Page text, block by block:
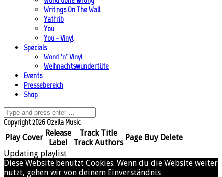
Writings On The Wall
Yathrib
You
You – Vinyl
Specials
Wood ’n’ Vinyl
Weihnachtswundertüte
Events
Pressebereich
Shop
Copyright 2026 Ozella Music
Play Cover Release
Label
Track Title
Track Authors
Page Buy Delete
Updating playlist
Diese Website benutzt Cookies. Wenn du die Website weiter
nutzt, gehen wir von deinem Einverständnis